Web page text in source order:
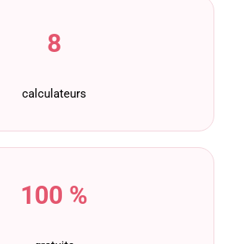
8
calculateurs
100 %